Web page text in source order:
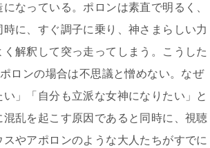
なっている。ポロンは素直で明るく、
に、すぐ調子に乗り、神さまらしい力
解釈して突っ走ってしまう。こうした
ロンの場合は不思議と憎めない。なぜ
」「自分も立派な女神になりたい」と
乱を起こす原因であると同時に、視聴
やアポロンのような大人たちがすでに